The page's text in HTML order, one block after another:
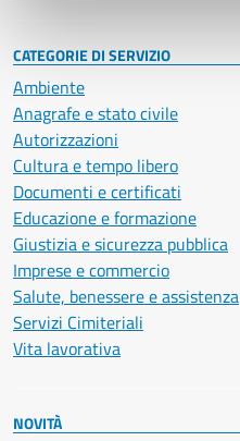
CATEGORIE DI SERVIZIO
Ambiente
Anagrafe e stato civile
Autorizzazioni
Cultura e tempo libero
Documenti e certificati
Educazione e formazione
Giustizia e sicurezza pubblica
Imprese e commercio
Salute, benessere e assistenza
Servizi Cimiteriali
Vita lavorativa
NOVITÀ